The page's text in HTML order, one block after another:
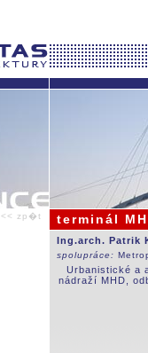
<< zp�t terminál
Ing.arch. Patrik
spolupráce:
Urbanistické a
nádraží MHD,